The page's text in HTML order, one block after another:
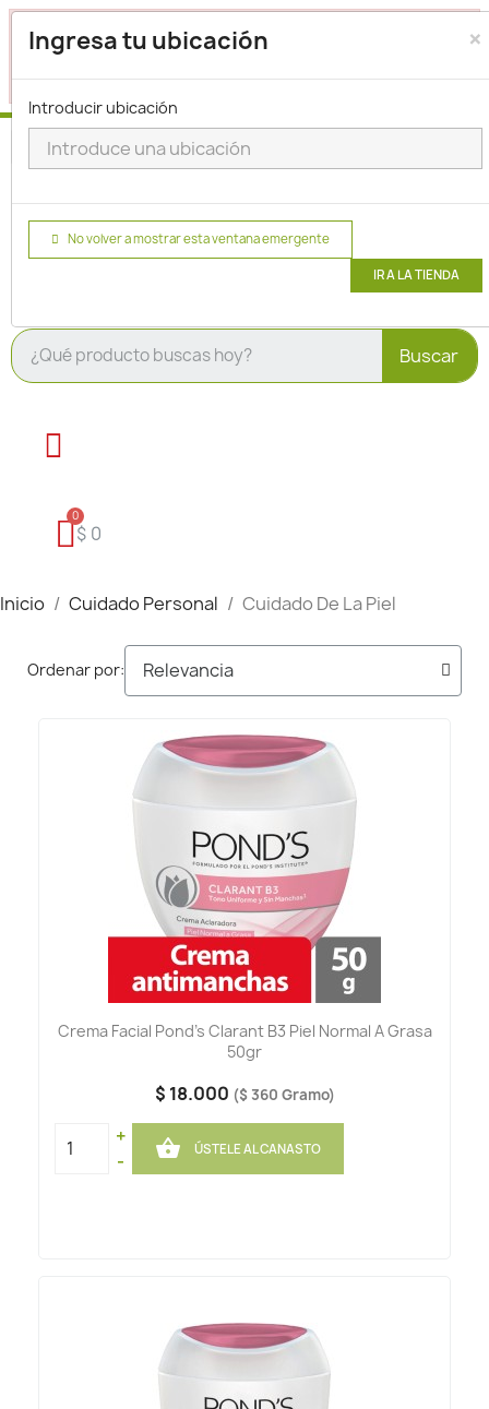
Seleccione su ubicación para que podamos verificar si
actualmente prestamos servicio en su área.
aquípara seleccionar una ubicación.
×
Ingresa tu ubicación
Introducir ubicación
No volver a mostrar esta ventana emergente
IR A LA TIENDA
Buscar
$ 0
Inicio Cuidado Personal Cuidado De La Piel
Ordenar por:
Crema Facial Pond's Clarant B3 Piel Normal A Grasa
50gr
$ 18.000 ($ 360 Gramo)
+
-
 ÚSTELE AL CANASTO